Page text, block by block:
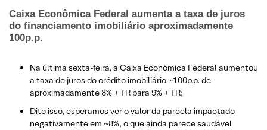
Caixa Econômica Federal aumenta a taxa de juros
do financiamento imobiliário aproximadamente
100p.p.
Na última sexta-feira, a Caixa Econômica Federal aumentou
a taxa de juros do crédito imobiliário ~100p.p. de
aproximadamente 8% + TR para 9% + TR;
Dito isso, esperamos ver o valor da parcela impactado
negativamente em ~8%, o que ainda parece saudável